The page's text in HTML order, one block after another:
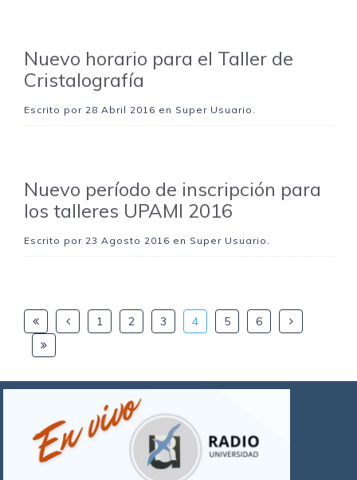
Nuevo horario para el Taller de
Cristalografía
Escrito por 28 Abril 2016 en Super Usuario.
Nuevo período de inscripción para
los talleres UPAMI 2016
Escrito por 23 Agosto 2016 en Super Usuario.
1 2 3 4 5 6